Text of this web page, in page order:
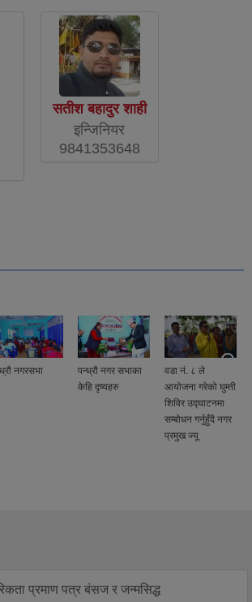
सतीश बहादुर शाही
इन्जिनियर
9841353648
नगरसभा
पन्ध्रौ नगर सभाका
केहि दृष्यहरु
वडा नं. ८ ले
आयोजना गरेको घुम्ती
शिविर उद्घाटनमा
सम्बोधन गर्नुहुँदै नगर
प्रमुख ज्यू
प्रमाण पत्र बंसज र जन्मसिद्ध